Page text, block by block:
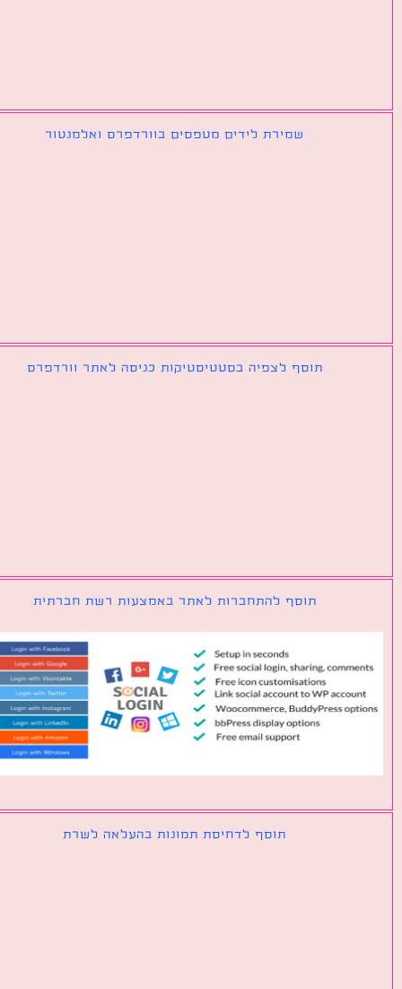
שמירת לידים מטפסים בוורדפרס ואלמנטור
תוסף לצפיה בסטטיסטיקות כניסה לאתר וורדפרס
תוסף להתחברות לאתר באמצעות רשת חברתית
תוסף לדחיסת תמונות בהעלאה לשרת